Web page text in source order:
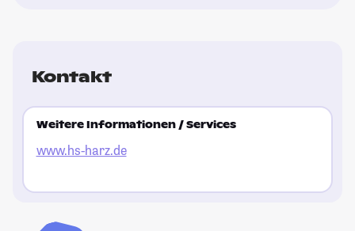
Kontakt
Weitere Informationen / Services
www.hs-harz.de